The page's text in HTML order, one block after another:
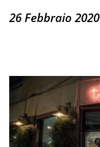
26 Febbraio 2020